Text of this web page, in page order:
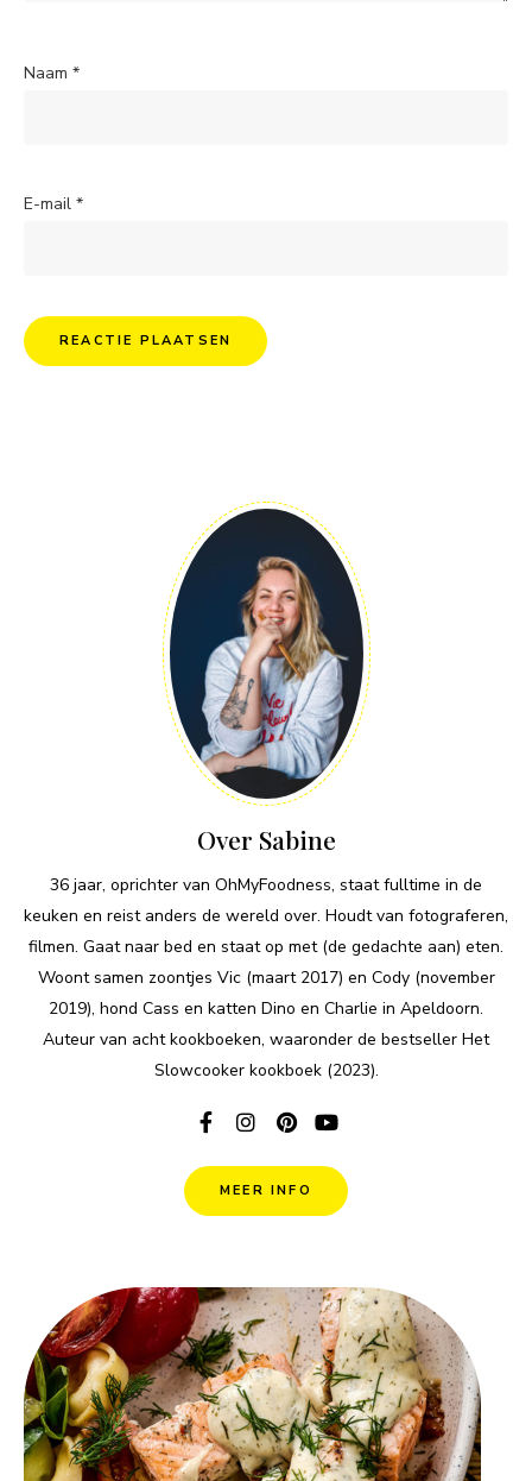
Naam *
E-mail *
Over Sabine
36 jaar, oprichter van OhMyFoodness, staat fulltime in de
keuken en reist anders de wereld over. Houdt van fotograferen,
filmen. Gaat naar bed en staat op met (de gedachte aan) eten.
Woont samen zoontjes Vic (maart 2017) en Cody (november
2019), hond Cass en katten Dino en Charlie in Apeldoorn.
Auteur van acht kookboeken, waaronder de bestseller Het
Slowcooker kookboek (2023).
MEER INFO